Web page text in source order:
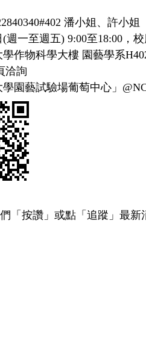
潘小姐、許小姐
週一至週五) 9:00至18:00 ，
作物科學大樓 園藝學系
洽詢
學園藝試驗場葡萄中心」
「按讚」或點「追蹤」最新